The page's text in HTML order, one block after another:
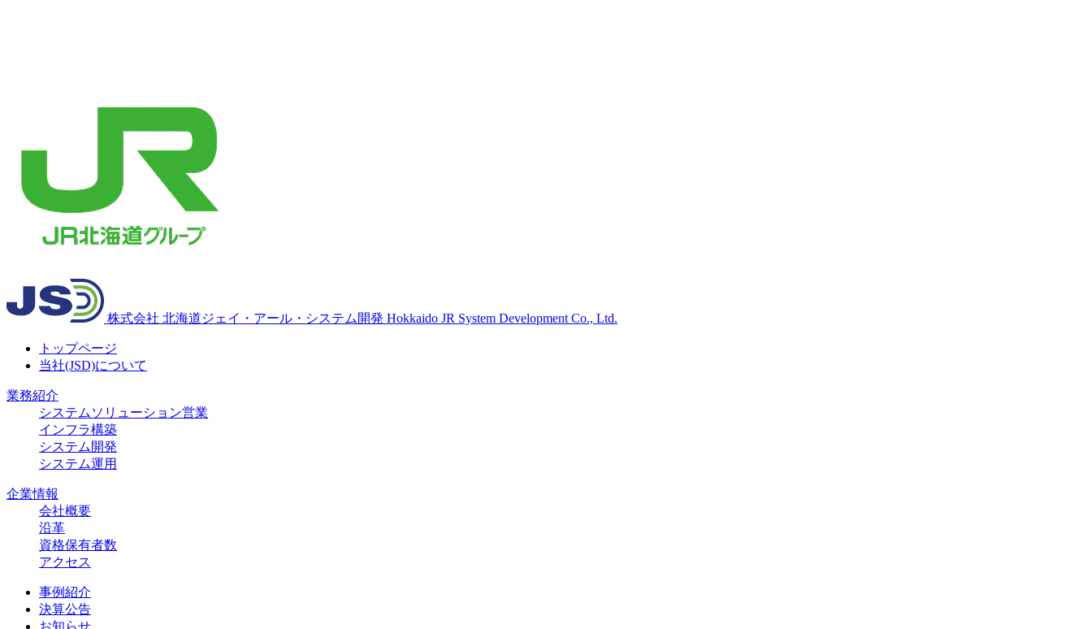
株式会社 北海道ジェイ・アール・システム開発 Hokkaido JR System Development Co., Ltd.
トップページ
当社(JSD)について
業務紹介
システムソリューション営業
インフラ構築
システム開発
システム運用
企業情報
会社概要
沿革
資格保有者数
アクセス
事例紹介
決算公告
お知らせ